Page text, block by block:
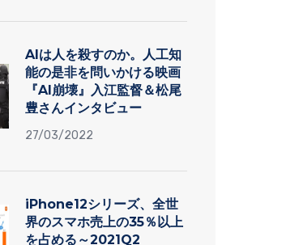
AIは人を殺すのか。人工知
能の是非を問いかける映画
『AI崩壊』入江監督＆松尾
豊さんインタビュー
27/03/2022
iPhone12シリーズ、全世
界のスマホ売上の35％以上
を占める～2021Q2